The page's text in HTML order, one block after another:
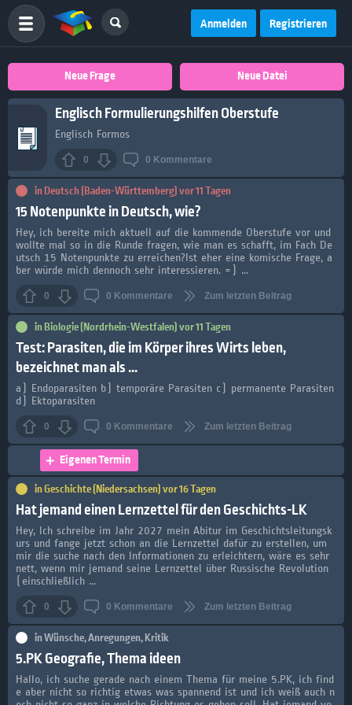
Anmelden Registrieren
Neue Frage Neue Datei
Englisch Formulierungshilfen Oberstufe
Englisch Formos
0 0 Kommentare
inDeutsch (Baden-Württemberg)vor 11 Tagen
15 Notenpunkte in Deutsch, wie?
Hey, ich bereite mich aktuell auf die kommende Oberstufe vor und
wollte mal so in die Runde fragen, wie man es schafft, im Fach De
utsch 15 Notenpunkte zu erreichen?Ist eher eine komische Frage, a
ber würde mich dennoch sehr interessieren. =) ...
0 0 Kommentare Zum letzten Beitrag
inBiologie (Nordrhein-Westfalen)vor 11 Tagen
Test: Parasiten, die im Körper ihres Wirts leben,
bezeichnet man als ...
a) Endoparasiten b) temporäre Parasiten c) permanente Parasiten
d) Ektoparasiten
0 0 Kommentare Zum letzten Beitrag
Eigenen Termin
inGeschichte (Niedersachsen)vor 16 Tagen
Hat jemand einen Lernzettel für den Geschichts-LK
Hey, Ich schreibe im Jahr 2027 mein Abitur im Geschichtsleitungsk
urs und fange jetzt schon an die Lernzettel dafür zu erstellen, um
mir die suche nach den Informationen zu erleichtern, wäre es sehr
nett, wenn mir jemand seine Lernzettel über Russische Revolution
(einschließlich ...
0 0 Kommentare Zum letzten Beitrag
inWünsche, Anregungen, Kritik
5.PK Geografie, Thema ideen
Hallo, ich suche gerade nach einem Thema für meine 5.PK, ich find
e aber nicht so richtig etwas was spannend ist und ich weiß auch n